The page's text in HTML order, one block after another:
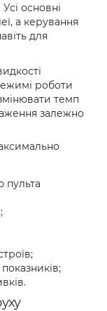
основні
а керування
для
роботи
темп
залежно
пульта